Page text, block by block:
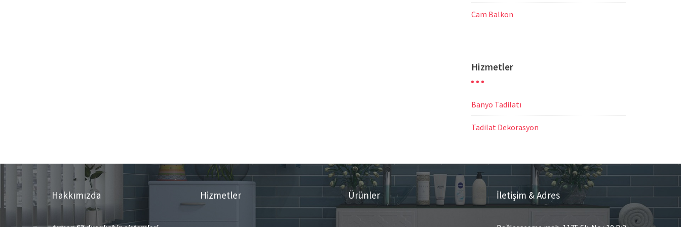
Cam Balkon
Hizmetler
Banyo Tadilatı
Tadilat Dekorasyon
Hakkımızda Hizmetler Ürünler İletişim & Adres